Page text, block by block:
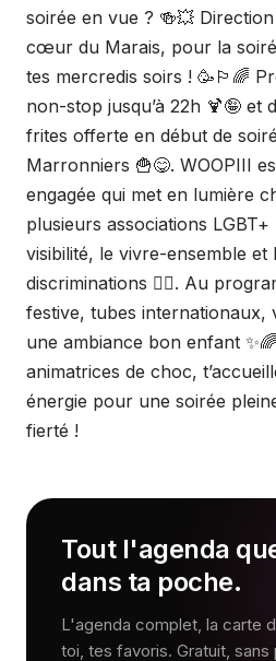
soirée en vue ? 🍻💥
cœur du Marais, pour la
tes mercredis soirs ! 🥳🏳️‍🌈
non-stop jusqu’à 22h 🍹🤪 et
frites offerte en début de
Marronniers 🍟😋. WOOPIII
engagée qui met en lumière
plusieurs associations
visibilité, le vivre-ensemble
discriminations ✊🏻. Au
festive, tubes internationaux,
une ambiance bon enfant
animatrices de choc,
énergie pour une soirée
fierté !
Tout l'agenda
dans ta poche.
L'agenda complet, la carte
toi, tes favoris. Gratuit,